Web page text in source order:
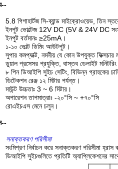
5.8 গিগাহার্টজ সি-ব্যান্ড মাইক্রোওয়েভ, তিন
ইনপুট ভোল্টেজ 12V DC (5V & 24V DC
ইনপুট বর্তমানঃ ≥25mA।
১-১০ ভোল্ট ডিমিং আউটপুট।
সুপার কমপ্যাক্ট, নমনীয় যে কোন উপযুক্ত
ডুয়াল প্রসেসর প্রযুক্তি, বাস্তব ডেলাইট মনিটরিং
৮ পিন ডিআইপি সুইচ সেটিং, বিভিন্ন গ্রাহকের
ডিটেকশন রেঞ্জ ১২ মিটার পর্যন্ত।
মাউন্ট উচ্চতাঃ 3 ~ 6 মিটার।
অপারেশন তাপমাত্রাঃ -২০°সি ~ +৭০°সি
রোএইচএস মেনে চলুন।
সনাক্তকরণ পরিসীমা
সংমিশ্রণ নির্বাচন করে সনাক্তকরণ পরিসীমা হ্রাস
ডিআইপি সুইচগুলিতে প্রতিটি অ্যাপ্লিকেশনের সাথে